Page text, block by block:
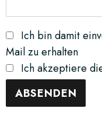
Ich bin damit
Mail zu erhalten
Ich akzeptiere